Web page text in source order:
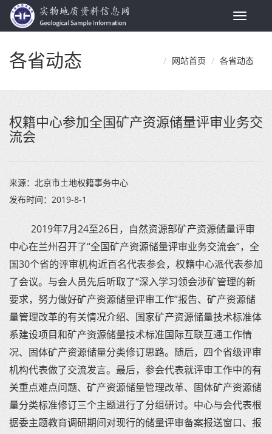
Toggle
各省动态 网站首页 各省动态
权籍中心参加全国矿产资源储量评审业务交
流会
来源： 北京市土地权籍事务中心
发布时间： 2019-8-1
2019年7月24至26日，自然资源部矿产资源储量评审
中心在兰州召开了“全国矿产资源储量评审业务交流会”，全
国30个省的评审机构近百名代表参会，权籍中心派代表参加
了会议。与会人员先后听取了“深入学习领会涉矿管理的新
要求，努力做好矿产资源储量评审工作”报告、矿产资源储
量管理改革的有关情况介绍、国家矿产资源储量技术标准体
系建设项目和矿产资源储量技术标准国际互联互通工作情
况、固体矿产资源储量分类修订思路。随后，四个省级评审
机构代表做了交流发言。最后，参会代表就评审工作中的有
关重点难点问题、矿产资源储量管理改革、固体矿产资源储
量分类标准修订三个主题进行了分组研讨。中心与会代表根
据委主题教育调研期间对现行的储量评审备案报送窗口、报